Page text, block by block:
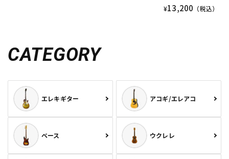
¥13,200 （税込）
CATEGORY
エレキギター アコギ/エレアコ
ベース ウクレレ